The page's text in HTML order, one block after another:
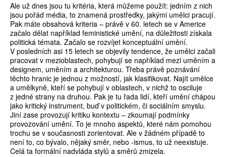
Ale už dnes jsou tu kritéria, která můžeme použít: jedním z nich
jsou pořád média, to znamená prostředky, jakými umělci pracují.
Pak máte obsahová kriteria – právě v 60. letech se v Americe
začalo dělat například feministické umění, na důležitosti získala
politická témata. Začalo se rozvíjet konceptuální umění.
V posledních asi 15 letech se objevily tendence, že umělci začali
pracovat v mezioblastech, pohybují se například mezi uměním a
designem, uměním a architekturou. Třeba právě poznávání
těchto hranic je jednou z možností, jak klasifikovat. Najít umělce
a umělkyně, kteří se pohybují v oblastech, v nichž to osciluje
z jedné strany na druhou. Pak je tu řada lidí, kteří umění chápou
jako kritický instrument, buď v politickém, či sociálním smyslu.
Jiní zase provozují kritiku kontextu – zkoumají podmínky
provozování umění. To je mnoho aspektů, které nám pomohou
trochu se v současnosti zorientovat. Ale v žádném případě to
není to, co bývalo, nějaký směr, nebo -ismus, to už neexistuje.
Celá ta formální nadvláda stylů a směrů zmizela.